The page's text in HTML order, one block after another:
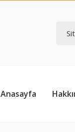
Anasayfa